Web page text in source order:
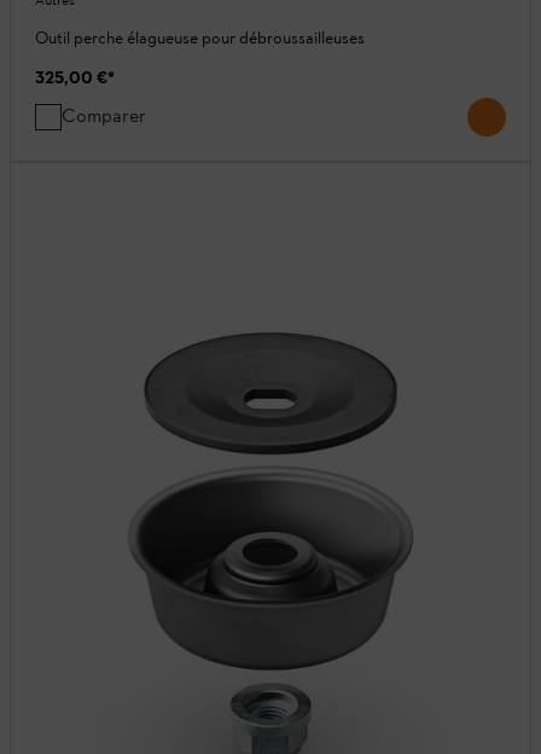
Outil perche élagueuse pour débroussailleuses
325,00 €*
Comparer